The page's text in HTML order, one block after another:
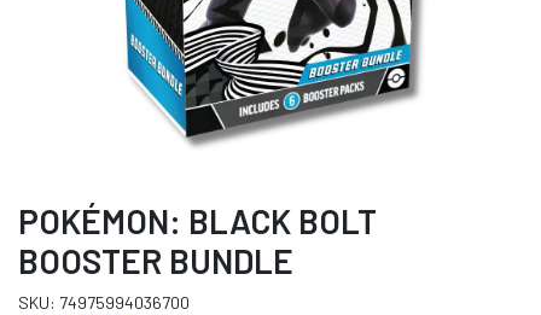
POKÉMON: BLACK BOLT
BOOSTER BUNDLE
SKU: 74975994036700